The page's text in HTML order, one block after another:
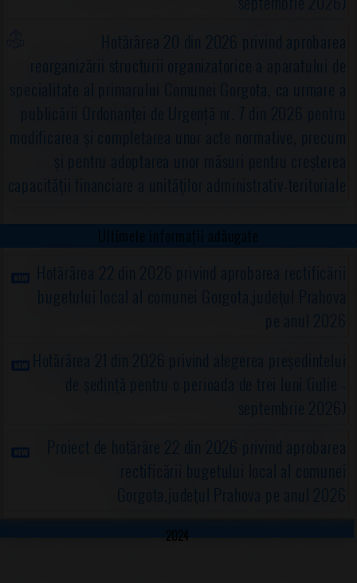
Hotărârea 20 din 2026 privind aprobarea
reorganizării structurii organizatorice a aparatului de
specialitate al primarului Comunei Gorgota, ca urmare a
publicării Ordonanţei de Urgență nr. 7 din 2026 pentru
modificarea şi completarea unor acte normative, precum
şi pentru adoptarea unor măsuri pentru creşterea
capacităţii financiare a unităţilor administrativ-teritoriale
Ultimele informații adăugate
Hotărârea 22 din 2026 privind aprobarea rectificării
bugetului local al comunei Gorgota,judeţul Prahova
pe anul 2026
Hotărârea 21 din 2026 privind alegerea preşedintelui
de şedinţă pentru o perioada de trei luni (iulie -
septembrie 2026)
Proiect de hotărâre 22 din 2026 privind aprobarea
rectificării bugetului local al comunei
Gorgota,judeţul Prahova pe anul 2026
2024